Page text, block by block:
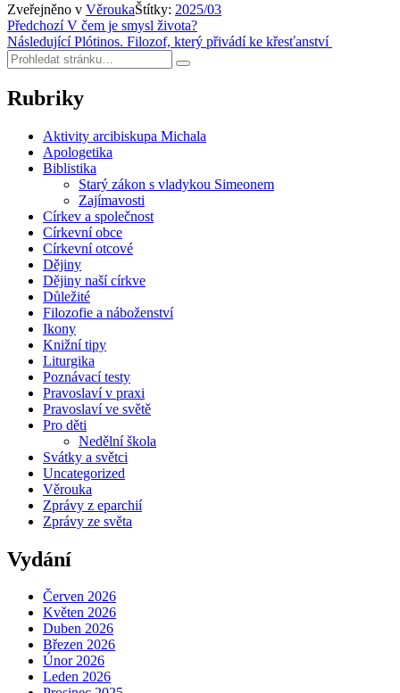
Zveřejněno v VěroukaŠtítky: 2025/03
Navigace
pro
příspěvek
Předchozí V čem je smysl života?
Následující Plótinos. Filozof, který přivádí ke křesťanství
Hledat:
Hledat
Rubriky
Aktivity arcibiskupa Michala
Apologetika
Biblistika
Starý zákon s vladykou Simeonem
Zajímavosti
Církev a společnost
Církevní obce
Církevní otcové
Dějiny
Dějiny naší církve
Důležité
Filozofie a náboženství
Ikony
Knižní tipy
Liturgika
Poznávací testy
Pravoslaví v praxi
Pravoslaví ve světě
Pro děti
Nedělní škola
Svátky a světci
Uncategorized
Věrouka
Zprávy z eparchií
Zprávy ze světa
Vydání
Červen 2026
Květen 2026
Duben 2026
Březen 2026
Únor 2026
Leden 2026